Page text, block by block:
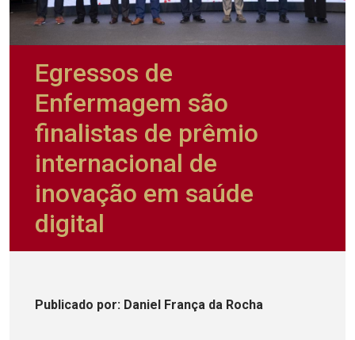
Egressos de
Enfermagem são
finalistas de prêmio
internacional de
inovação em saúde
digital
Publicado por: Daniel França da Rocha